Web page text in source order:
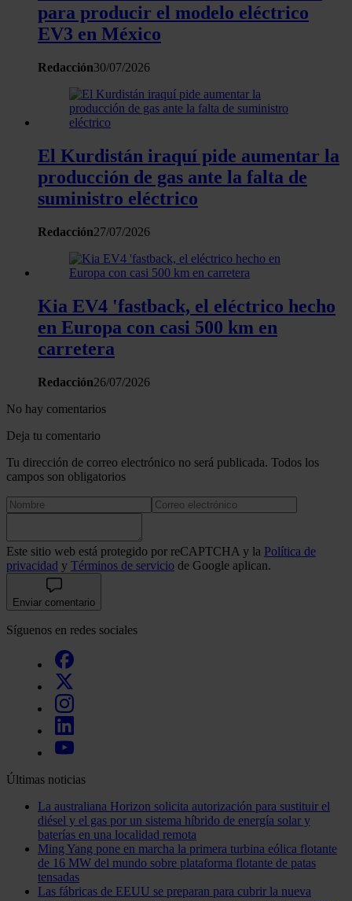
Las cookies de este sitio web se usan para personalizar
sociales y analizar el tráfico. Además, compartimos
información sobre el uso que haga del sitio web con
nuestros partners de redes sociales, publicidad y análisis
web, quienes pueden combinarla con otra información
partir del uso que haya hecho de sus servicios.
para producir el modelo eléctrico
EV3 en México
Redacción30/07/2026
El Kurdistán iraquí pide aumentar la
producción de gas ante la falta de
suministro eléctrico
Redacción27/07/2026
Kia EV4 'fastback, el eléctrico hecho
en Europa con casi 500 km en
carretera
Redacción26/07/2026
No hay comentarios
Deja tu comentario
Tu dirección de correo electrónico no será publicada. Todos los
campos son obligatorios
Este sitio web está protegido por reCAPTCHA y la Política de
privacidad y Términos de servicio de Google aplican.
Enviar comentario
Síguenos en redes sociales
Últimas noticias
La australiana Horizon solicita autorización para sustituir el
diésel y el gas por un sistema híbrido de energía solar y
baterías en una localidad remota
Ming Yang pone en marcha la primera turbina eólica flotante
de 16 MW del mundo sobre plataforma flotante de patas
tensadas
Las fábricas de EEUU se preparan para cubrir la nueva